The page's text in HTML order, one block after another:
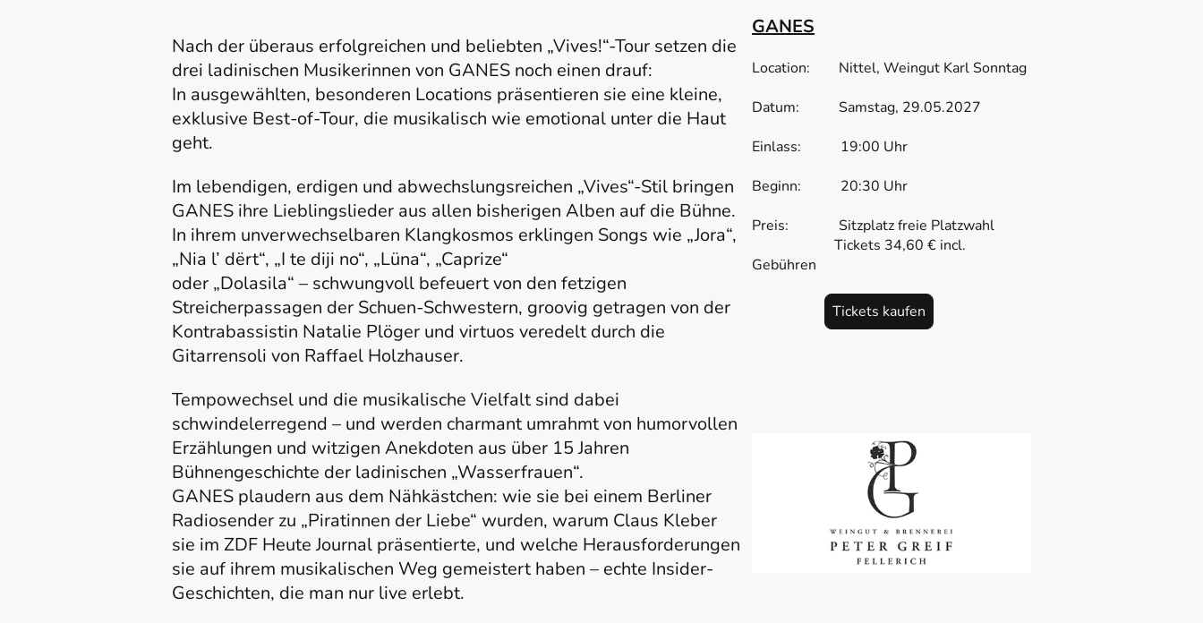
GANES
Location: Nittel, Weingut Karl Sonntag
Datum: Samstag, 29.05.2027
Einlass: 19:00 Uhr
Beginn: 20:30 Uhr
Preis: Sitzplatz freie Platzwahl
Tickets 34,60 € incl.
Gebühren
Tickets kaufen
Nach der überaus erfolgreichen und beliebten „Vives!“-Tour setzen die
drei ladinischen Musikerinnen von GANES noch einen drauf:
In ausgewählten, besonderen Locations präsentieren sie eine kleine,
exklusive Best-of-Tour, die musikalisch wie emotional unter die Haut
geht.
Im lebendigen, erdigen und abwechslungsreichen „Vives“-Stil bringen
GANES ihre Lieblingslieder aus allen bisherigen Alben auf die Bühne.
In ihrem unverwechselbaren Klangkosmos erklingen Songs wie „Jora“,
„Nia l’ dërt“, „I te diji no“, „Lüna“, „Caprize“
oder „Dolasila“ – schwungvoll befeuert von den fetzigen
Streicherpassagen der Schuen-Schwestern, groovig getragen von der
Kontrabassistin Natalie Plöger und virtuos veredelt durch die
Gitarrensoli von Raffael Holzhauser.
Tempowechsel und die musikalische Vielfalt sind dabei
schwindelerregend – und werden charmant umrahmt von humorvollen
Erzählungen und witzigen Anekdoten aus über 15 Jahren
Bühnengeschichte der ladinischen „Wasserfrauen“.
GANES plaudern aus dem Nähkästchen: wie sie bei einem Berliner
Radiosender zu „Piratinnen der Liebe“ wurden, warum Claus Kleber
sie im ZDF Heute Journal präsentierte, und welche Herausforderungen
sie auf ihrem musikalischen Weg gemeistert haben – echte Insider-
Geschichten, die man nur live erlebt.